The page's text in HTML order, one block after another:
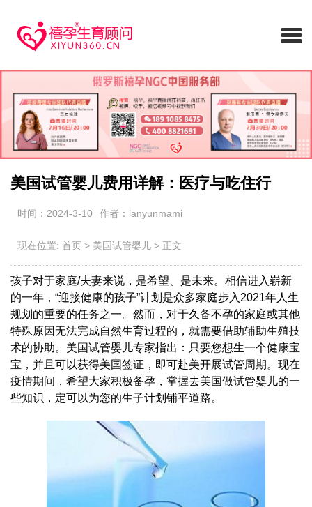
美国试管婴儿费用详解：医疗与吃住行
时间：2024-3-10 作者：lanyunmami
现在位置: 首页 > 美国试管婴儿 > 正文
孩子对于家庭/夫妻来说，是希望、是未来。相信进入崭新
的一年，“迎接健康的孩子”计划是众多家庭步入2021年人生
规划的重要的任务之一。然而，对于久备不孕的家庭或其他
特殊原因无法完成自然生育过程的，就需要借助辅助生殖技
术的协助。美国试管婴儿专家指出：只要您想生一个健康宝
宝，并且可以获得美国签证，即可赴美开展试管周期。现在
疫情期间，希望大家积极备孕，掌握去美国做试管婴儿的一
些知识，定可以为您的生子计划铺平道路。